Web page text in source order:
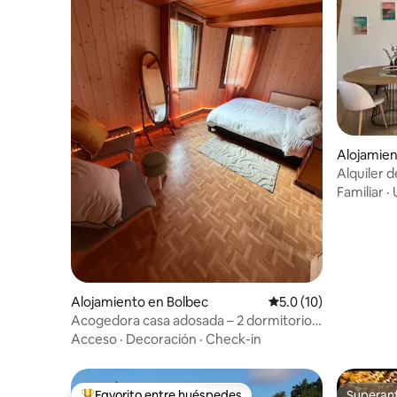
Alojamiento en Bolbec Calificación
5.0 (10)
Acogedora casa adosada – 2 dormitorios
y oficina
Acceso · Decoración · Check-in
Alquiler
campos
Familiar ·